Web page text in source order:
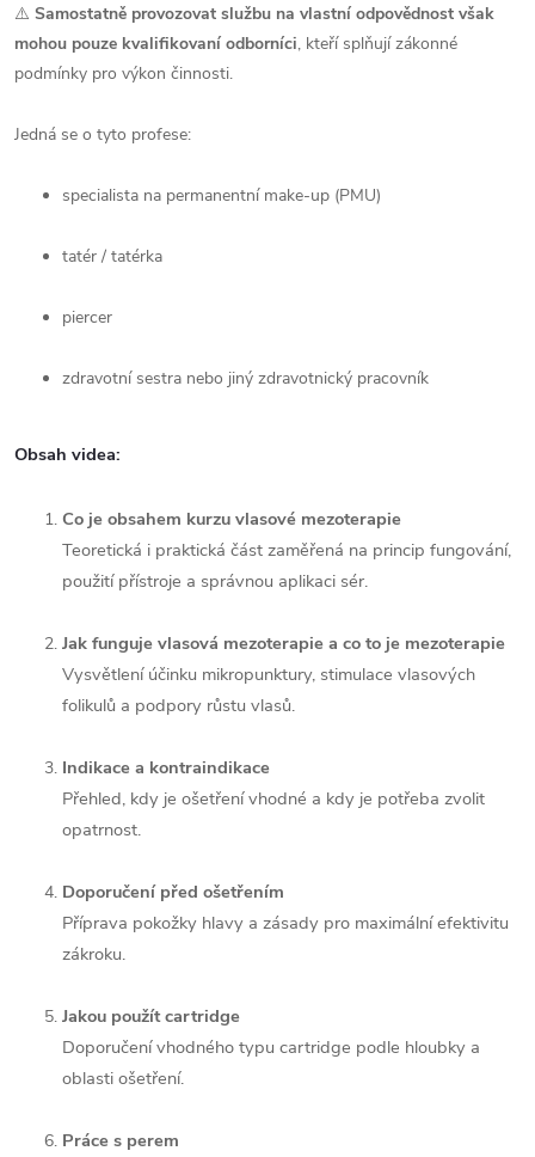
⚠️ Samostatně provozovat službu na vlastní odpovědnost však
mohou pouze kvalifikovaní odborníci, kteří splňují zákonné
podmínky pro výkon činnosti.
Jedná se o tyto profese:
specialista na permanentní make-up (PMU)
tatér / tatérka
piercer
zdravotní sestra nebo jiný zdravotnický pracovník
Obsah videa:
Co je obsahem kurzu vlasové mezoterapie
Teoretická i praktická část zaměřená na princip fungování,
použití přístroje a správnou aplikaci sér.
Jak funguje vlasová mezoterapie a co to je mezoterapie
Vysvětlení účinku mikropunktury, stimulace vlasových
folikulů a podpory růstu vlasů.
Indikace a kontraindikace
Přehled, kdy je ošetření vhodné a kdy je potřeba zvolit
opatrnost.
Doporučení před ošetřením
Příprava pokožky hlavy a zásady pro maximální efektivitu
zákroku.
Jakou použít cartridge
Doporučení vhodného typu cartridge podle hloubky a
oblasti ošetření.
Práce s perem